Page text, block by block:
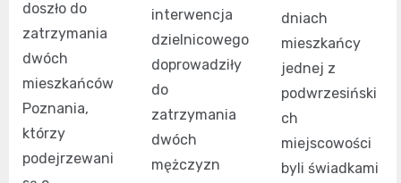
doszło do
zatrzymania
dwóch
mieszkańców
Poznania,
którzy
podejrzewani
interwencja
dzielnicowego
doprowadziły
do
zatrzymania
dwóch
mężczyzn
dniach
mieszkańcy
jednej z
podwrzesiński
ch
miejscowości
byli świadkami